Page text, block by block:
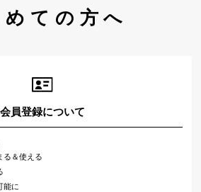
めての方へ
会員登録について
る＆使える
能に